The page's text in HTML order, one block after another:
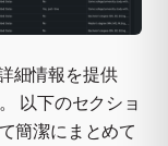
細情報を提供
以下のセクショ
簡潔にまとめて